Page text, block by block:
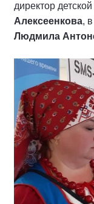
директор
Алексеенкова,
Людмила